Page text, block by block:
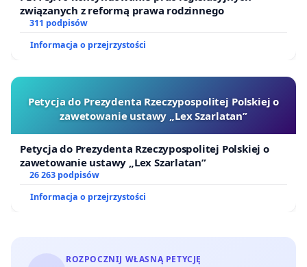
związanych z reformą prawa rodzinnego
311 podpisów
Informacja o przejrzystości
Petycja do Prezydenta Rzeczypospolitej Polskiej o
zawetowanie ustawy „Lex Szarlatan”
Petycja do Prezydenta Rzeczypospolitej Polskiej o
zawetowanie ustawy „Lex Szarlatan”
26 263 podpisów
Informacja o przejrzystości
ROZPOCZNIJ WŁASNĄ PETYCJĘ